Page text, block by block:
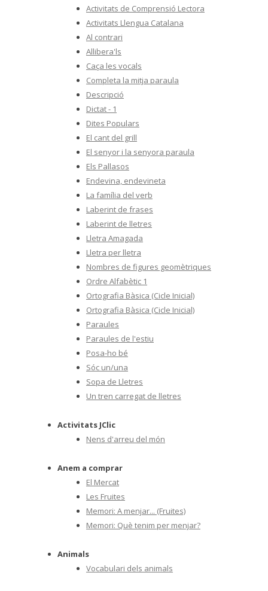
Activitats de Comprensió Lectora
Activitats Llengua Catalana
Al contrari
Allibera'ls
Caça les vocals
Completa la mitja paraula
Descripció
Dictat - 1
Dites Populars
El cant del grill
El senyor i la senyora paraula
Els Pallasos
Endevina, endevineta
La família del verb
Laberint de frases
Laberint de lletres
Lletra Amagada
Lletra per lletra
Nombres de figures geomètriques
Ordre Alfabètic 1
Ortografia Bàsica (Cicle Inicial)
Ortografia Bàsica (Cicle Inicial)
Paraules
Paraules de l'estiu
Posa-ho bé
Sóc un/una
Sopa de Lletres
Un tren carregat de lletres
Activitats JClic
Nens d'arreu del món
Anem a comprar
El Mercat
Les Fruites
Memori: A menjar... (Fruites)
Memori: Què tenim per menjar?
Animals
Vocabulari dels animals